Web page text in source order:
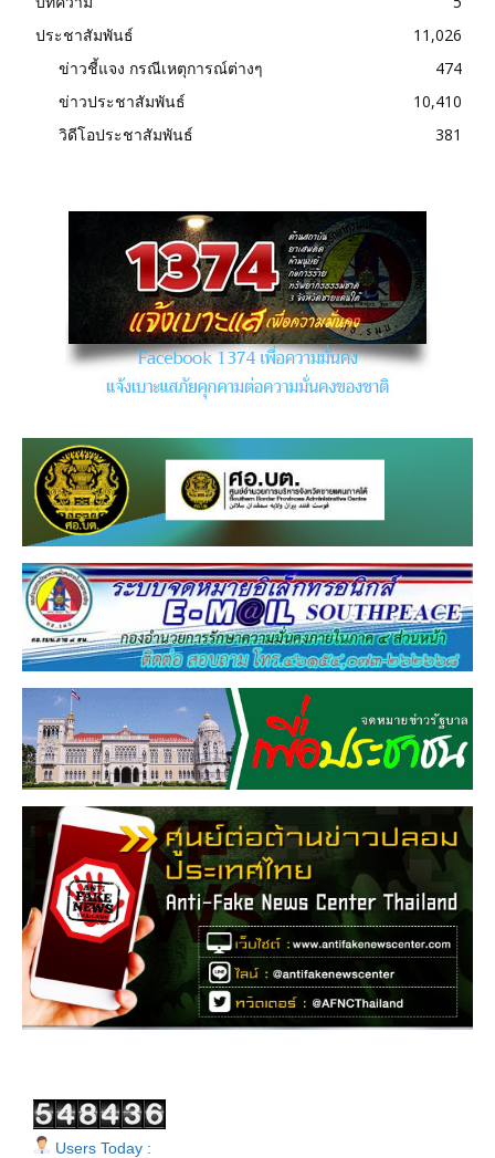
ประชาสัมพันธ์
11,026
ข่าวชี้แจง กรณีเหตุการณ์ต่างๆ
474
ข่าวประชาสัมพันธ์
10,410
วิดีโอประชาสัมพันธ์
381
Users Today :